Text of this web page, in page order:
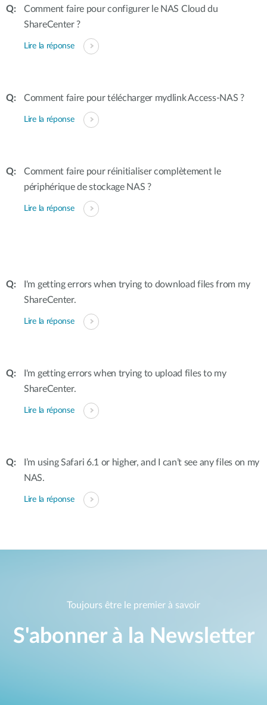
Comment faire pour configurer le NAS Cloud du
ShareCenter ?
Lire la réponse
Comment faire pour télécharger mydlink Access-NAS ?
Lire la réponse
Comment faire pour réinitialiser complètement le
périphérique de stockage NAS ?
Lire la réponse
I'm getting errors when trying to download files from my
ShareCenter.
Lire la réponse
I'm getting errors when trying to upload files to my
ShareCenter.
Lire la réponse
I’m using Safari 6.1 or higher, and I can’t see any files on my
NAS.
Lire la réponse
Toujours être le premier à savoir
S'abonner à la Newsletter